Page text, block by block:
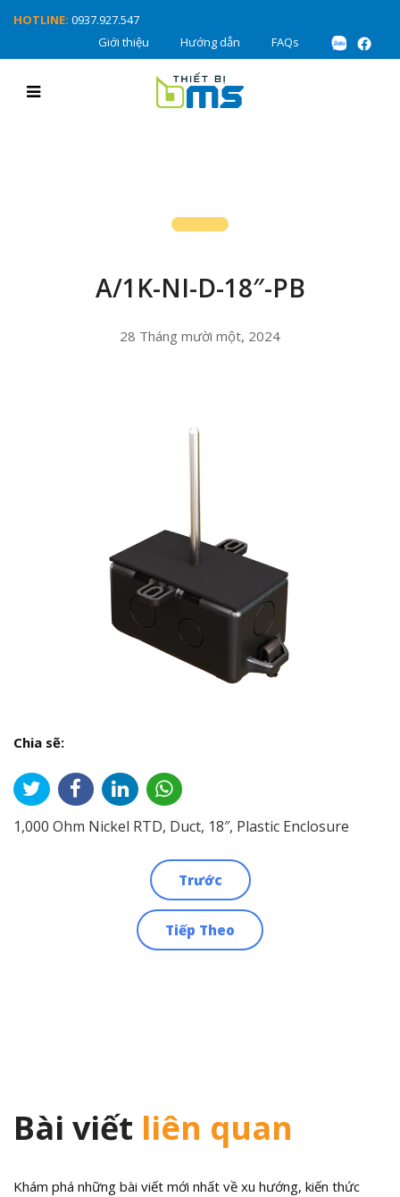
HOTLINE: 0937.927.547
Giới thiệu
Hướng dẫn FAQs
A/1K-NI-D-18″-PB
28 Tháng mười một, 2024
Chia sẽ:
1,000 Ohm Nickel RTD, Duct, 18″, Plastic Enclosure
Trước
Tiếp Theo
Bài viết liên quan
Khám phá những bài viết mới nhất về xu hướng, kiến thức